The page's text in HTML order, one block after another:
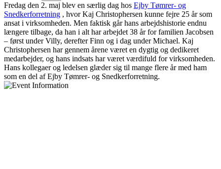
Fredag den 2. maj blev en særlig dag hos Ejby Tømrer- og
Snedkerforretning , hvor Kaj Christophersen kunne fejre 25 år som
ansat i virksomheden. Men faktisk går hans arbejdshistorie endnu
længere tilbage, da han i alt har arbejdet 38 år for familien Jacobsen
– først under Villy, derefter Finn og i dag under Michael. Kaj
Christophersen har gennem årene været en dygtig og dedikeret
medarbejder, og hans indsats har været værdifuld for virksomheden.
Hans kollegaer og ledelsen glæder sig til mange flere år med ham
som en del af Ejby Tømrer- og Snedkerforretning.